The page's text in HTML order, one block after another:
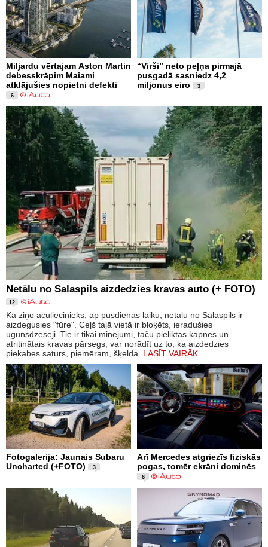
Miljardu vērtajam Aston Martin
debesskrāpim Maiami
atklājušies nopietni defekti
6
“Virši” neto peļņa pirmajā
pusgadā sasniedz 4,2
miljonus eiro
3
Netālu no Salaspils aizdedzies kravas auto (+ FOTO)
12
Kā ziņo aculiecinieks, ap pusdienas laiku, netālu no Salaspils ir
aizdegusies "fūre". Ceļš tajā vietā ir bloķēts, ieradušies
ugunsdzēsēji. Tie ir tikai minējumi, taču pieliktās kāpnes un
atritinātais kravas pārsegs, var norādīt uz to, ka aizdedzies
piekabes saturs, piemēram, šķelda. LASĪT VAIRĀK
Fotogalerija: Jaunais Subaru
Uncharted (+FOTO)
3
Arī Mercedes atgriezīs fiziskās
pogas, tomēr ekrāni dominēs
6